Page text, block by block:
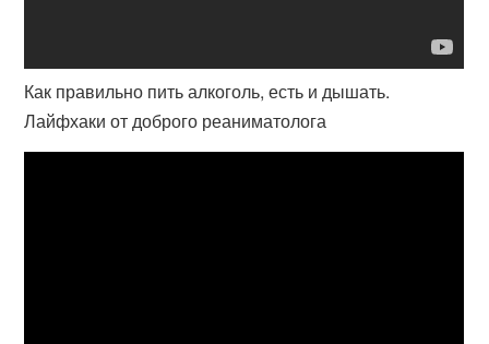
Как правильно пить алкоголь, есть и дышать.
Лайфхаки от доброго реаниматолога